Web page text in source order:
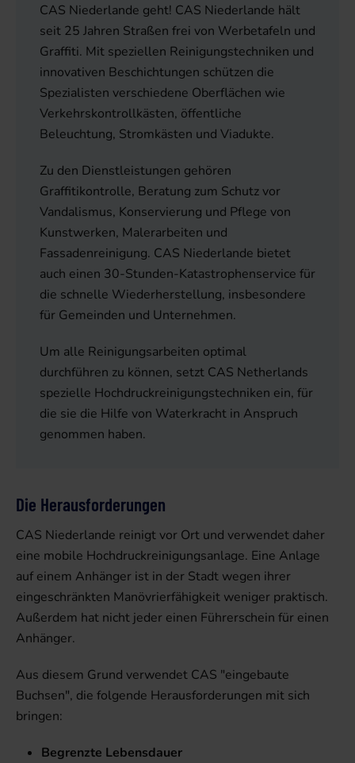
CAS Niederlande geht! CAS Niederlande hält
seit 25 Jahren Straßen frei von Werbetafeln und
Graffiti. Mit speziellen Reinigungstechniken und
innovativen Beschichtungen schützen die
Spezialisten verschiedene Oberflächen wie
Verkehrskontrollkästen, öffentliche
Beleuchtung, Stromkästen und Viadukte.
Zu den Dienstleistungen gehören
Graffitikontrolle, Beratung zum Schutz vor
Vandalismus, Konservierung und Pflege von
Kunstwerken, Malerarbeiten und
Fassadenreinigung. CAS Niederlande bietet
auch einen 30-Stunden-Katastrophenservice für
die schnelle Wiederherstellung, insbesondere
für Gemeinden und Unternehmen.
Um alle Reinigungsarbeiten optimal
durchführen zu können, setzt CAS Netherlands
spezielle Hochdruckreinigungstechniken ein, für
die sie die Hilfe von Waterkracht in Anspruch
genommen haben.
Die Herausforderungen
CAS Niederlande reinigt vor Ort und verwendet daher
eine mobile Hochdruckreinigungsanlage. Eine Anlage
auf einem Anhänger ist in der Stadt wegen ihrer
eingeschränkten Manövrierfähigkeit weniger praktisch.
Außerdem hat nicht jeder einen Führerschein für einen
Anhänger.
Aus diesem Grund verwendet CAS "eingebaute
Buchsen", die folgende Herausforderungen mit sich
bringen:
Begrenzte Lebensdauer